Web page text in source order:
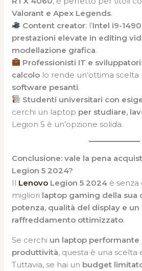
Valorant e Apex Legends.
Content creator: l’Intel i9-
prestazioni elevate in editing
modellazione grafica.
Professionisti IT e sviluppatori
calcolo lo rende un’ottima
software pesanti.
Studenti universitari con
cerchi un laptop per studiare,
Legion 5 è un’opzione solida.
Conclusione: vale la pena
Legion 5 2024?
Il Lenovo Legion 5 2024 è
migliori laptop gaming della sua
potenza, qualità del display e un
raffreddamento ottimizzato.
Se cerchi un laptop performante
produttività, questa è una scelta
Tuttavia, se hai un budget